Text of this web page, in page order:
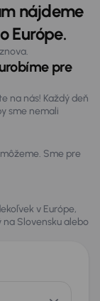
nájdeme
Európe.
pre
na nás! Každý deň
sme nemali
Sme pre
v Európe,
Slovensku alebo